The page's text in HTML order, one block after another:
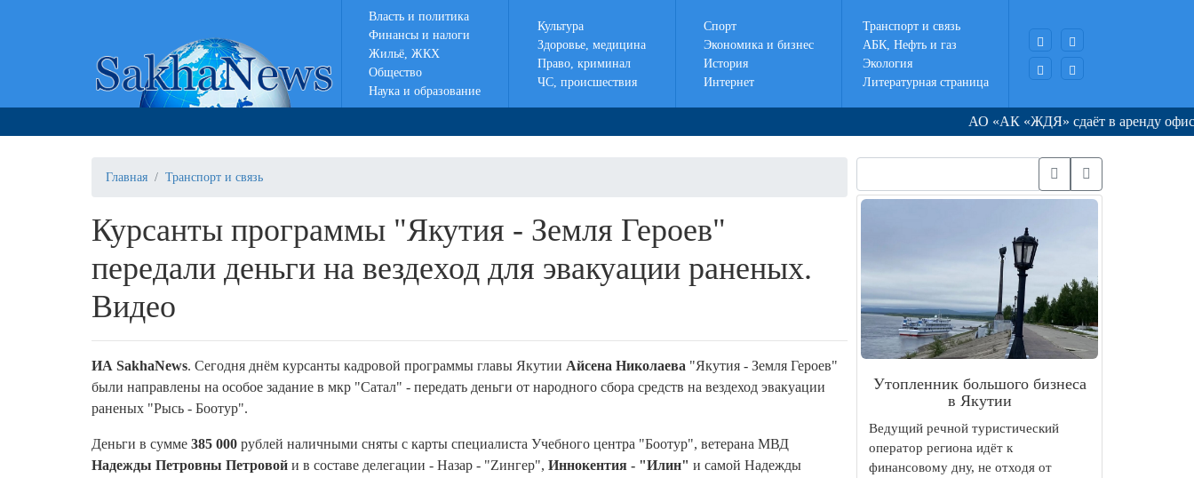
Власть и политика
Финансы и налоги
Жильё, ЖКХ
Общество
Наука и образование
Культура
Здоровье, медицина
Право, криминал
ЧС, происшествия
Спорт
Экономика и бизнес
История
Интернет
Транспорт и связь
АБК, Нефть и газ
Экология
Литературная страница
АО «АК «ЖДЯ» сдаёт в аренду офисные
Главная Транспорт и связь
Курсанты программы "Якутия - Земля Героев"
передали деньги на вездеход для эвакуации раненых.
Видео
ИА SakhaNews. Сегодня днём курсанты кадровой программы главы Якутии Айсена Николаева "Якутия - Земля Героев"
были направлены на особое задание в мкр "Сатал" - передать деньги от народного сбора средств на вездеход эвакуации
раненых "Рысь - Боотур".
Деньги в сумме 385 000 рублей наличными сняты с карты специалиста Учебного центра "Боотур", ветерана МВД
Надежды Петровны Петровой и в составе делегации - Назар - "Zингер", Иннокентия - "Илин" и самой Надежды
Утопленник большого бизнеса
в Якутии
Ведущий речной туристический
оператор региона идёт к
финансовому дну, не отходя от